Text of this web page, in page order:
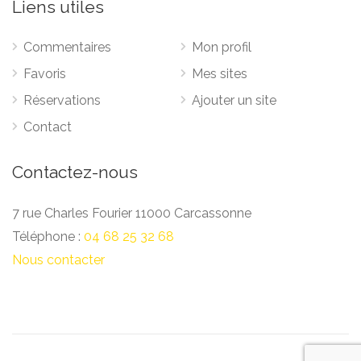
Liens utiles
Commentaires
Favoris
Réservations
Contact
Mon profil
Mes sites
Ajouter un site
Contactez-nous
7 rue Charles Fourier 11000 Carcassonne
Téléphone : 04 68 25 32 68
Nous contacter